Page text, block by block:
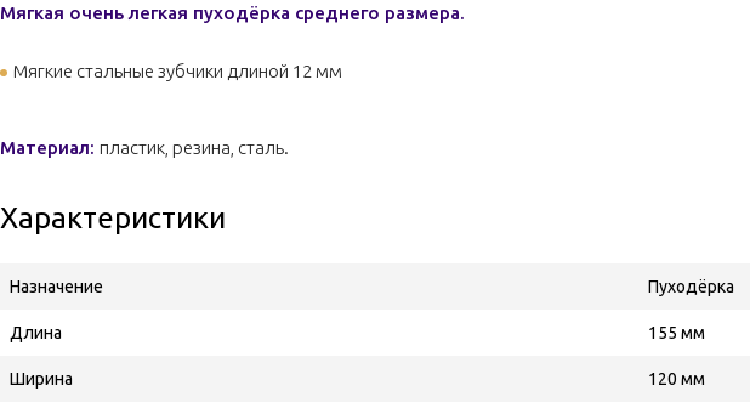
Мягкая очень легкая пуходёрка среднего размера.
Мягкие стальные зубчики длиной 12 мм
Материал: пластик, резина, сталь.
Характеристики
Назначение Пуходёрка
Длина 155 мм
Ширина 120 мм